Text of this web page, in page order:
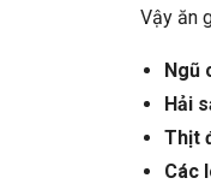
Vậy ăn
Ngũ
Hải
Thịt
Các